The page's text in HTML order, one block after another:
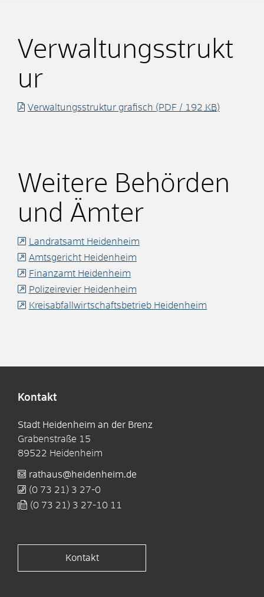
Verwaltungsstrukt
ur
Verwaltungsstruktur grafisch (PDF / 192 KB)
Weitere Behörden
und Ämter
Landratsamt Heidenheim
Amtsgericht Heidenheim
Finanzamt Heidenheim
Polizeirevier Heidenheim
Kreisabfallwirtschaftsbetrieb Heidenheim
Kontakt
Stadt Heidenheim an der Brenz
Grabenstraße 15
89522 Heidenheim
rathaus@heidenheim.de
(0 73 21) 3 27-0
(0 73 21) 3 27-10 11
Kontakt